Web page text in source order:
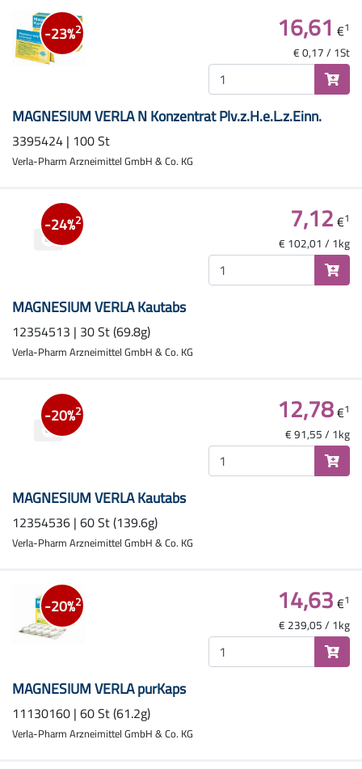
-23%2
MAGNESIUM VERLA N Konzentrat Plv.z.H.e.L.z.Einn.
3395424 | 100 St
Verla-Pharm Arzneimittel GmbH & Co. KG
16,61 €1
€ 0,17 / 1St
-24%2
MAGNESIUM VERLA Kautabs
12354513 | 30 St (69.8g)
Verla-Pharm Arzneimittel GmbH & Co. KG
7,12€1
€ 102,01 / 1kg
-20%2
MAGNESIUM VERLA Kautabs
12354536 | 60 St (139.6g)
Verla-Pharm Arzneimittel GmbH & Co. KG
12,78€1
€ 91,55 / 1kg
-20%2
MAGNESIUM VERLA purKaps
11130160 | 60 St (61.2g)
Verla-Pharm Arzneimittel GmbH & Co. KG
14,63€1
€ 239,05 / 1kg